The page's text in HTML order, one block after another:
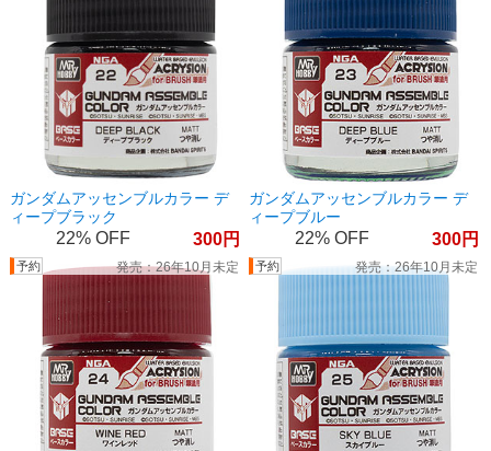
ガンダムアッセンブルカラー デ
ィープブラック
22% 300
ガンダムアッセンブルカラー デ
ィープブルー
22% 300
26年10月未定 26年10月未定